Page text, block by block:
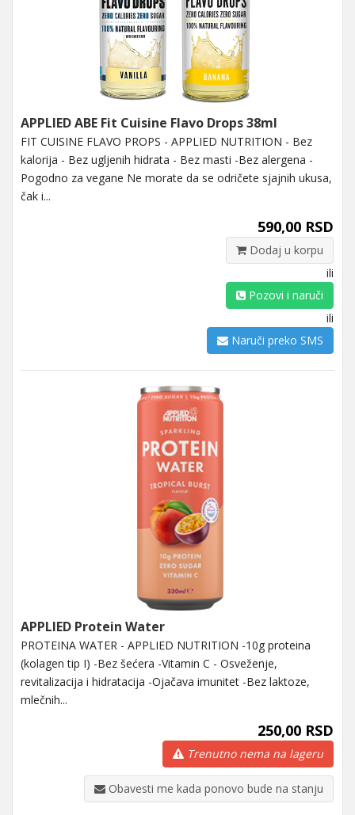
APPLIED ABE Fit Cuisine Flavo Drops 38ml
FIT CUISINE FLAVO PROPS - APPLIED NUTRITION - Bez
kalorija - Bez ugljenih hidrata - Bez masti -Bez alergena -
Pogodno za vegane Ne morate da se odričete sjajnih ukusa,
čak i...
590,00 RSD
Dodaj u korpu
ili
Pozovi i naruči
ili
Naruči preko SMS
APPLIED Protein Water
PROTEINA WATER - APPLIED NUTRITION -10g proteina
(kolagen tip I) -Bez šećera -Vitamin C - Osveženje,
revitalizacija i hidratacija -Ojačava imunitet -Bez laktoze,
mlečnih...
250,00 RSD
Trenutno nema na lageru
Obavesti me kada ponovo bude na stanju